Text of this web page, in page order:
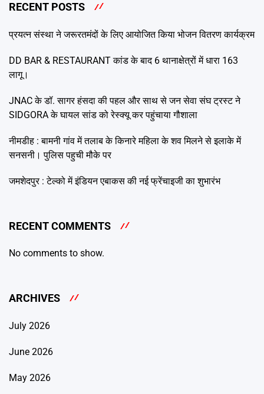
RECENT POSTS
प्रयत्न संस्था ने जरूरतमंदों के लिए आयोजित किया भोजन वितरण कार्यक्रम
DD BAR & RESTAURANT कांड के बाद 6 थानाक्षेत्रों में धारा 163
लागू।
JNAC के डॉ. सागर हंसदा की पहल और साथ से जन सेवा संघ ट्रस्ट ने
SIDGORA के घायल सांड को रेस्क्यू कर पहुंचाया गौशाला
नीमडीह : बामनी गांव में तलाब के किनारे महिला के शव मिलने से इलाके में
सनसनी। पुलिस पहुची मौके पर
जमशेदपुर : टेल्को में इंडियन एबाकस की नई फ्रेंचाइजी का शुभारंभ
RECENT COMMENTS
No comments to show.
ARCHIVES
July 2026
June 2026
May 2026